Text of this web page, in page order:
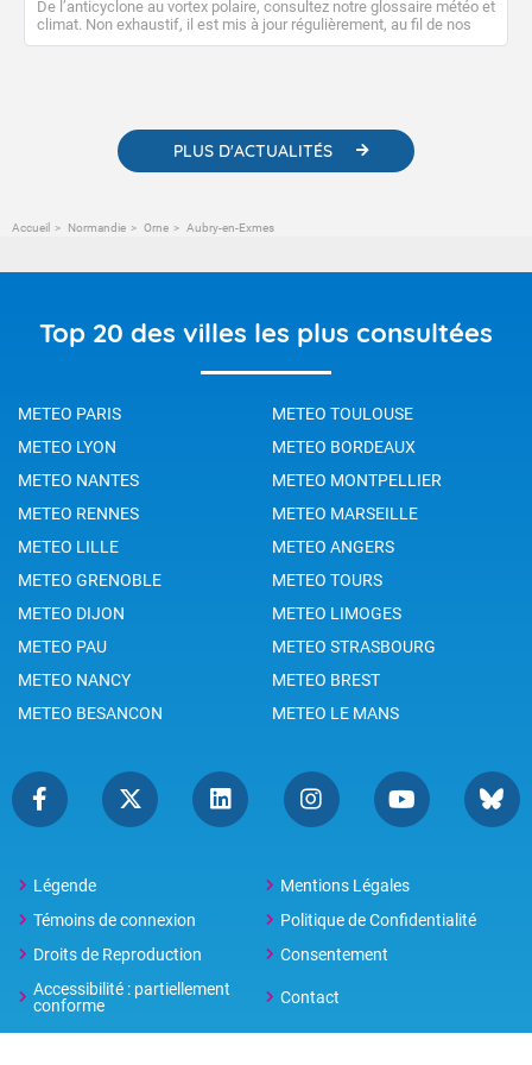
De l’anticyclone au vortex polaire, consultez notre glossaire météo et
climat. Non exhaustif, il est mis à jour régulièrement, au fil de nos
publications. Vous y trouverez également des liens utiles vers nos
PLUS D'ACTUALITÉS
Accueil Normandie Orne Aubry-en-Exmes
Top 20 des villes les plus consultées
METEO PARIS
METEO TOULOUSE
METEO LYON
METEO BORDEAUX
METEO NANTES
METEO MONTPELLIER
METEO RENNES
METEO MARSEILLE
METEO LILLE
METEO ANGERS
METEO GRENOBLE
METEO TOURS
METEO DIJON
METEO LIMOGES
METEO PAU
METEO STRASBOURG
METEO NANCY
METEO BREST
METEO BESANCON
METEO LE MANS
Légende
Mentions Légales
Témoins de connexion
Politique de Confidentialité
Droits de Reproduction
Consentement
Accessibilité : partiellement
conforme
Contact